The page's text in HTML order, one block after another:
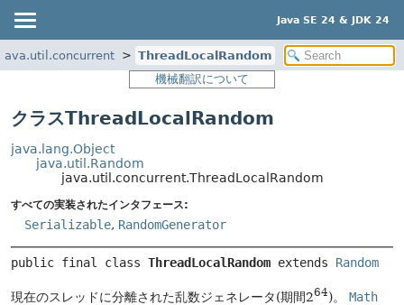
Java SE 24 & JDK 24
java.util.concurrent
ThreadLocalRandom
機械翻訳について
クラスThreadLocalRandom
java.lang.Object
java.util.Random
java.util.concurrent.ThreadLocalRandom
すべての実装されたインタフェース:
Serializable, RandomGenerator
public final class ThreadLocalRandom extends Random
現在のスレッドに分離された乱数ジェネレータ(期間264)。
Math